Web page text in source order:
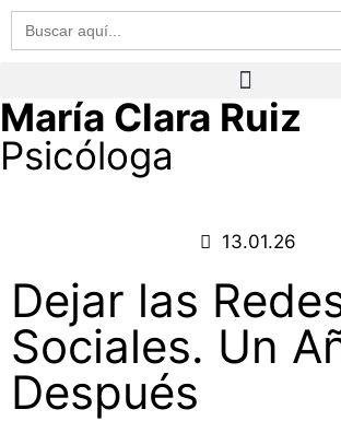
Buscar:
María Clara Ruiz
Psicóloga
13.01.26
Dejar las
Sociales. Un
Después